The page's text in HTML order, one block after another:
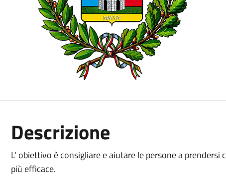
Descrizione
L' obiettivo è consigliare e aiutare le persone a prendersi
più efficace.